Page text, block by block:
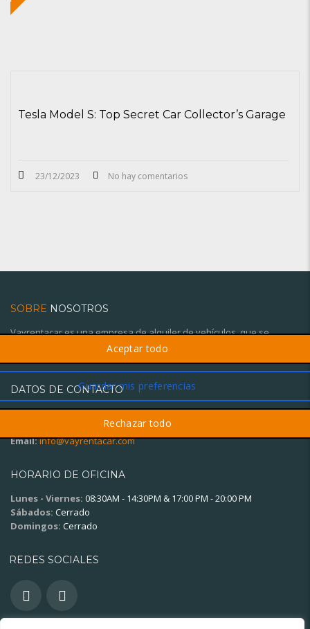
Tesla Model S: Top Secret Car Collector’s Garage
23/12/2023 No hay comentarios
SOBRE NOSOTROS
Vayrentacar es una empresa de alquiler de vehículos, que se
diferencia por el trato personalizado y el gran servicio al cliente.
DATOS DE CONTACTO
Oficina:(+34) 621 15 12 98
(+34) 621 15 12 98
Email:info@vayrentacar.com
HORARIO DE OFICINA
Lunes - Viernes: 08:30AM - 14:30PM & 17:00 PM - 20:00 PM
Sábados: Cerrado
Domingos: Cerrado
REDES SOCIALES